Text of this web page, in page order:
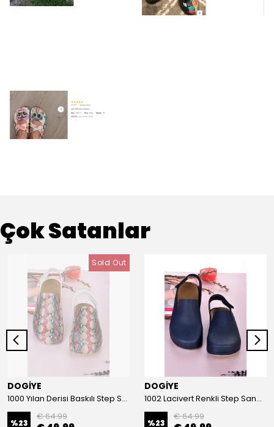
Çok Satanlar
Sold Out
DOGİYE
1000 Yılan Derisi Baskılı Step Sandalet
%23
€ 64.99
DOGİYE
1002 Lacivert Renkli Step Sandalet
%23
€ 64.99